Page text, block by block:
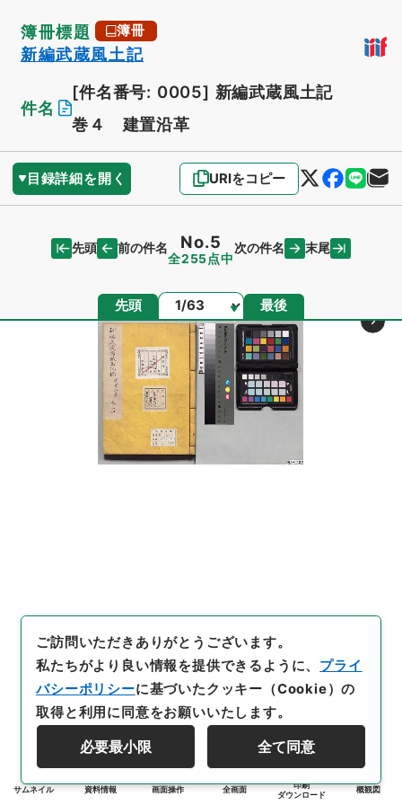
簿冊標題 簿冊
新編武蔵風土記
件名
[件名番号: 0005] 新編武蔵風土記
巻４ 建置沿革
目録詳細を開く URIをコピー
先頭 前の件名 No.5
全255点中
次の件名 末尾
先頭 ページ 最後
サムネイル 資料情報 画面操作 全画面
印刷
ダウンロード
概観図
ご訪問いただきありがとうございます。
私たちがより良い情報を提供できるように、 プライ
バシーポリシーに基づいたクッキー（Cookie）の
取得と利用に同意をお願いいたします。
必要最小限 全て同意